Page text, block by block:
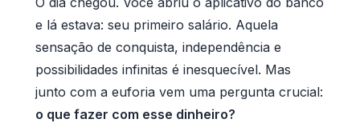
e lá estava: seu primeiro salário. Aquela
sensação de conquista, independência e
possibilidades infinitas é inesquecível. Mas
junto com a euforia vem uma pergunta crucial:
o que fazer com esse dinheiro?